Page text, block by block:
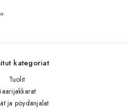
kategoriat
Tuolit
ja pöydänjalat